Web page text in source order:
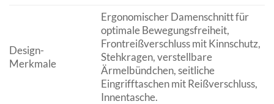
Design-
Merkmale
Ergonomischer Damenschnitt für
optimale Bewegungsfreiheit,
Frontreißverschluss mit Kinnschutz,
Stehkragen, verstellbare
Ärmelbündchen, seitliche
Eingrifftaschen mit Reißverschluss,
Innentasche.